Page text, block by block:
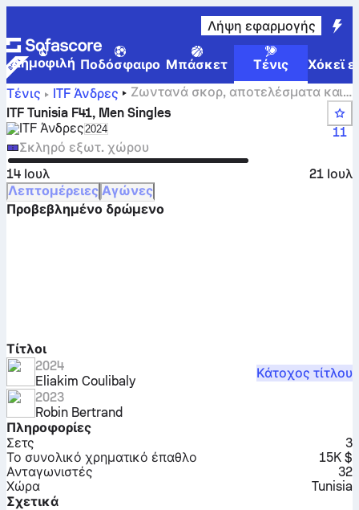
Λήψη εφαρμογής
Δημοφιλή Ποδόσφαιρο Μπάσκετ Τένις
Χόκεϊ
Τένις
ITF Άνδρες
Ζωντανά σκορ, αποτελέσματα και
αγώνες για ITF Tunisia F41, Men Singles
ITF Tunisia F41, Men Singles
ITF ΆνδρεςSelect season in unique tournament header
2024
11
Σκληρό εξωτ. χώρου
14 Ιουλ
21 Ιουλ
Λεπτομέρειες Αγώνες
Προβεβλημένο δρώμενο
Τίτλοι
2024
Eliakim Coulibaly
Κάτοχος τίτλου
2023
Robin Bertrand
Πληροφορίες
Σετς
3
Το συνολικό χρηματικό έπαθλο
15K $
Ανταγωνιστές
32
Χώρα
Tunisia
Σχετικά